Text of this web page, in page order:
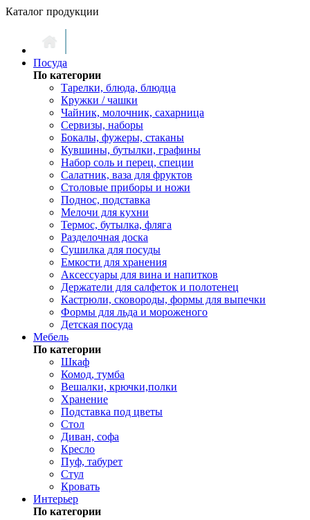
Каталог продукции
Посуда
По категории
Тарелки, блюда, блюдца
Кружки / чашки
Чайник, молочник, сахарница
Сервизы, наборы
Бокалы, фужеры, стаканы
Кувшины, бутылки, графины
Набор соль и перец, специи
Салатник, ваза для фруктов
Столовые приборы и ножи
Поднос, подставка
Мелочи для кухни
Термос, бутылка, фляга
Разделочная доска
Сушилка для посуды
Емкости для хранения
Аксессуары для вина и напитков
Держатели для салфеток и полотенец
Кастрюли, сковороды, формы для выпечки
Формы для льда и мороженого
Детская посуда
Мебель
По категории
Шкаф
Комод, тумба
Вешалки, крючки,полки
Хранение
Подставка под цветы
Стол
Диван, софа
Кресло
Пуф, табурет
Стул
Кровать
Интерьер
По категории